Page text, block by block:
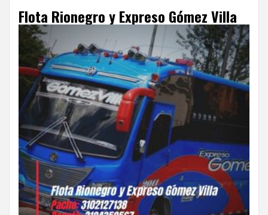
Flota Rionegro y Expreso Gómez Villa